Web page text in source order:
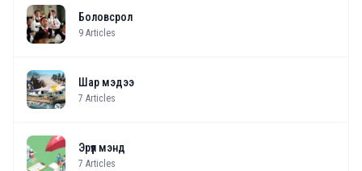
Боловсрол
9 Articles
Шар мэдээ
7 Articles
Эрүүл мэнд
7 Articles